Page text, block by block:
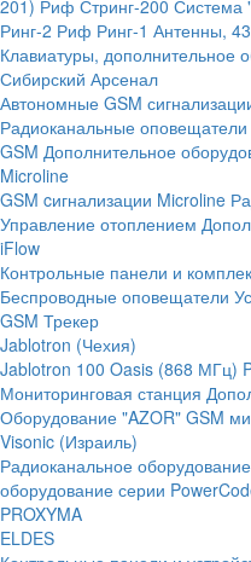
201) Риф Стринг-200 Система
Ринг-2 Риф Ринг-1 Антенны,
Клавиатуры, дополнительное
Сибирский Арсенал
Автономные GSM
Радиоканальные оповещатели
GSM Дополнительное
Microline
GSM cигнализации Microline
Управление отоплением
iFlow
Контрольные панели и
Беспроводные оповещатели
GSM Трекер
Jablotron (Чехия)
Jablotron 100 Oasis (868 МГц)
Мониторинговая станция
Оборудование "AZOR" GSM
Visonic (Израиль)
Радиоканальное
оборудование серии
PROXYMA
ELDES